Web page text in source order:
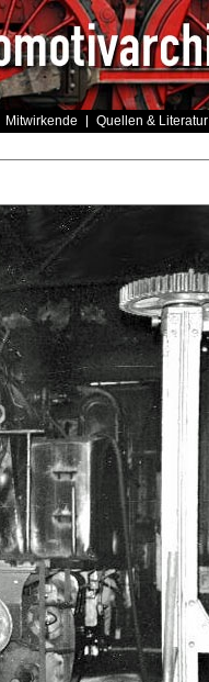
Mitwirkende Quellen & Literatur